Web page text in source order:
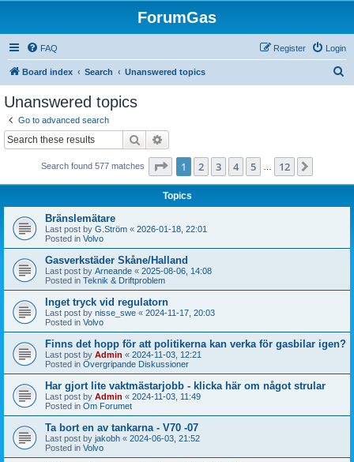
ForumGas
FAQ Login
Register
Board index Search Unanswered topics
Unanswered topics
Go to advanced search
Search
Search found 577 matches Page 1of 12
1 2 3 4 5 12
Topics
Bränslemätare
Last post by G.Ström « 2026-01-18, 22:01
Posted in Volvo
Gasverkstäder Skåne/Halland
Last post by Arneande « 2025-08-06, 14:08
Posted in Teknik & Driftproblem
Inget tryck vid regulatorn
Last post by nisse_swe « 2024-11-17, 20:03
Posted in Volvo
Finns det hopp för att politikerna kan verka för gasbilar igen?
Last post by Admin « 2024-11-03, 12:21
Posted in Övergripande Diskussioner
Har gjort lite vaktmästarjobb - klicka här om något strular
Last post by Admin « 2024-11-03, 11:49
Posted in Om Forumet
Ta bort en av tankarna - V70 -07
Last post by jakobh « 2024-06-03, 21:52
Posted in Volvo